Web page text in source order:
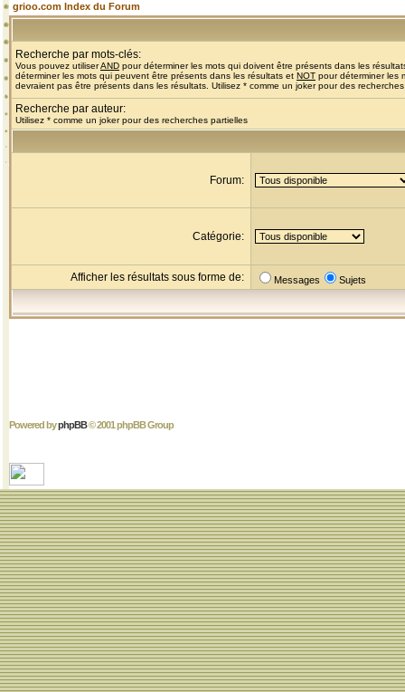
grioo.com Index du Forum
Recherche par mots-clés:
Vous pouvez utiliserAND pour déterminer les mots qui doivent être présents dans les
déterminer les mots qui peuvent être présents dans les résultats et NOT pour déterminer les
devraient pas être présents dans les résultats. Utilisez * comme un joker pour des
Recherche par auteur:
Utilisez * comme un joker pour des recherches partielles
Forum:
Catégorie:
Afficher les résultats sous forme de: Messages Sujets
Powered byphpBB© 2001 phpBB Group